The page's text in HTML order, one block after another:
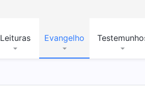
Leituras Evangelho